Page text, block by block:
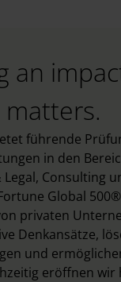
an
matters.
führende
in den
Legal, Consulting
Global
privaten
Denkansätze,
und
eröffnen wir